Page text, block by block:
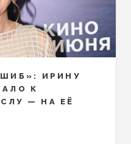
ИРИНУ
К
— НА ЕЁ